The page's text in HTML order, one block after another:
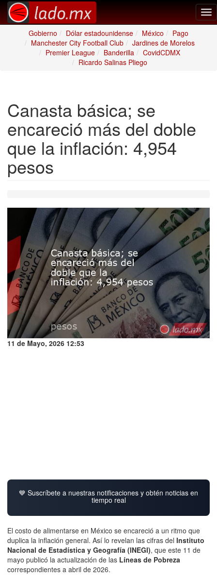
Gobierno
Dólar estadounidense México
Pago
Manchester City Football Club
Jardines de Morelos
Premier League
Banderilla
CovidCDMX
Ricardo Salinas Pliego
Canasta básica; se
encareció más del doble
que la inflación: 4,954
pesos
11 de Mayo, 2026 12:53
💙 Suscríbete a nuestras notificaciones y obtén noticias en
tiempo real
El costo de alimentarse en México se encareció a un ritmo que
duplica la inflación general. Así lo revelan las cifras del Instituto
Nacional de Estadística y Geografía (INEGI), que este 11 de
mayo publicó la actualización de las Líneas de Pobreza
correspondientes a abril de 2026.